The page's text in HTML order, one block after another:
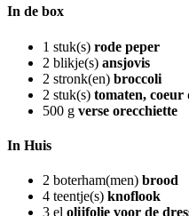
In de box
1 stuk(s) rode peper
2 blikje(s) ansjovis
2 stronk(en) broccoli
2 stuk(s) tomaten, coeur
500 g verse orecchiette
In Huis
2 boterham(men) brood
4 teentje(s) knoflook
3 el olijfolie voor de